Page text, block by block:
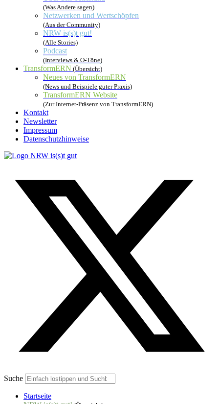
(Was Andere sagen)
Netzwerken und Wertschöpfen
(Aus der Community)
NRW is(s)t gut!
(Alle Stories)
Podcast
(Interviews & O-Töne)
TransformERN (Übersicht)
Neues von TransformERN
(News und Beispiele guter Praxis)
TransformERN Website
(Zur Internet-Präsenz von TransformERN)
Kontakt
Newsletter
Impressum
Datenschutzhinweise
Suche
Startseite